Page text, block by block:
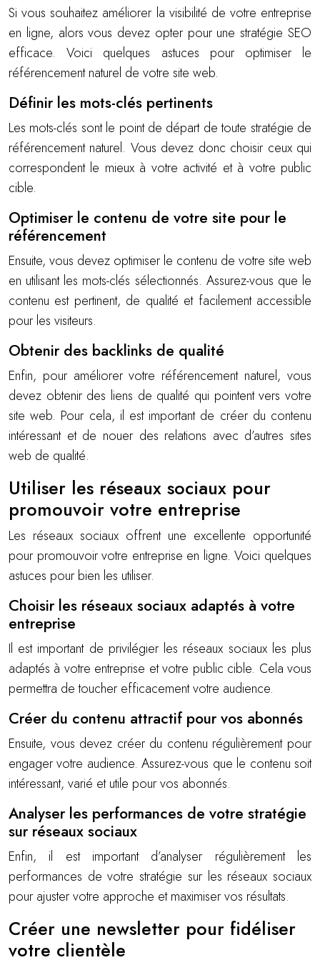
Si vous souhaitez améliorer la visibilité de votre entreprise
en ligne, alors vous devez opter pour une stratégie SEO
efficace. Voici quelques astuces pour optimiser le
référencement naturel de votre site web.
Définir les mots-clés pertinents
Les mots-clés sont le point de départ de toute stratégie de
référencement naturel. Vous devez donc choisir ceux qui
correspondent le mieux à votre activité et à votre public
cible.
Optimiser le contenu de votre site pour le
référencement
Ensuite, vous devez optimiser le contenu de votre site web
en utilisant les mots-clés sélectionnés. Assurez-vous que le
contenu est pertinent, de qualité et facilement accessible
pour les visiteurs.
Obtenir des backlinks de qualité
Enfin, pour améliorer votre référencement naturel, vous
devez obtenir des liens de qualité qui pointent vers votre
site web. Pour cela, il est important de créer du contenu
intéressant et de nouer des relations avec d’autres sites
web de qualité.
Utiliser les réseaux sociaux pour
promouvoir votre entreprise
Les réseaux sociaux offrent une excellente opportunité
pour promouvoir votre entreprise en ligne. Voici quelques
astuces pour bien les utiliser.
Choisir les réseaux sociaux adaptés à votre
entreprise
Il est important de privilégier les réseaux sociaux les plus
adaptés à votre entreprise et votre public cible. Cela vous
permettra de toucher efficacement votre audience.
Créer du contenu attractif pour vos abonnés
Ensuite, vous devez créer du contenu régulièrement pour
engager votre audience. Assurez-vous que le contenu soit
intéressant, varié et utile pour vos abonnés.
Analyser les performances de votre stratégie
sur réseaux sociaux
Enfin, il est important d’analyser régulièrement les
performances de votre stratégie sur les réseaux sociaux
pour ajuster votre approche et maximiser vos résultats.
Créer une newsletter pour fidéliser
votre clientèle